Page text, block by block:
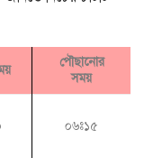
পৌছানোর
সময়
০৬ঃ১৫